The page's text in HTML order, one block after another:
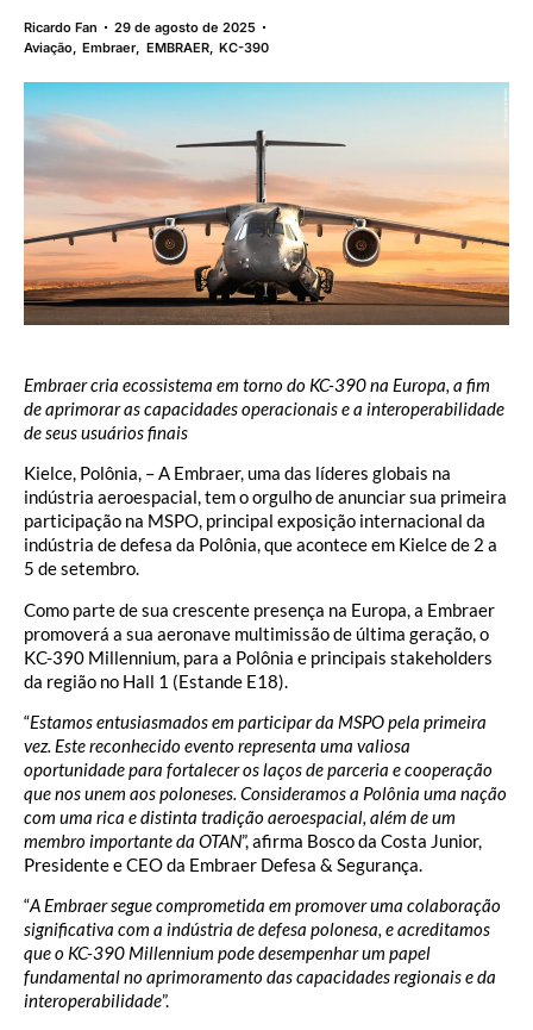
Ricardo Fan
29 de agosto de 2025
Aviação,Embraer, EMBRAER, KC-390
Embraer cria ecossistema em torno do KC-390 na Europa, a fim
de aprimorar as capacidades operacionais e a interoperabilidade
de seus usuários finais
Kielce, Polônia, – A Embraer, uma das líderes globais na
indústria aeroespacial, tem o orgulho de anunciar sua primeira
participação na MSPO, principal exposição internacional da
indústria de defesa da Polônia, que acontece em Kielce de 2 a
5 de setembro.
Como parte de sua crescente presença na Europa, a Embraer
promoverá a sua aeronave multimissão de última geração, o
KC-390 Millennium, para a Polônia e principais stakeholders
da região no Hall 1 (Estande E18).
“Estamos entusiasmados em participar da MSPO pela primeira
vez. Este reconhecido evento representa uma valiosa
oportunidade para fortalecer os laços de parceria e cooperação
que nos unem aos poloneses. Consideramos a Polônia uma nação
com uma rica e distinta tradição aeroespacial, além de um
membro importante da OTAN”, afirma Bosco da Costa Junior,
Presidente e CEO da Embraer Defesa & Segurança.
“A Embraer segue comprometida em promover uma colaboração
significativa com a indústria de defesa polonesa, e acreditamos
que o KC-390 Millennium pode desempenhar um papel
fundamental no aprimoramento das capacidades regionais e da
interoperabilidade”.